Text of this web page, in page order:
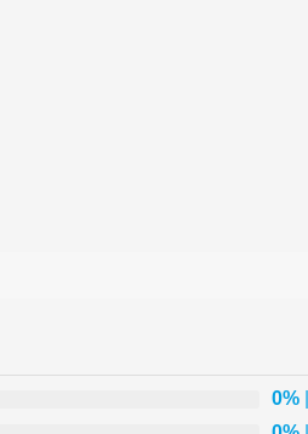
0%